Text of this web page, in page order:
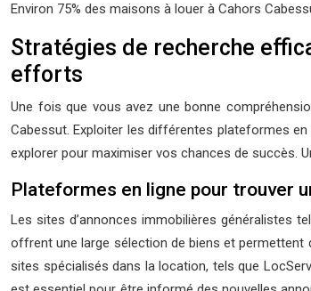
Environ 75% des maisons à louer à Cahors
Stratégies de recherche
efforts
Une fois que vous avez une bonne
Cabessut. Exploiter les différentes plateformes
explorer pour maximiser vos chances de succès.
Plateformes en ligne pour trouver
Les sites d’annonces immobilières généralistes
offrent une large sélection de biens et permettent
sites spécialisés dans la location, tels que